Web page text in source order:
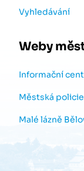
Vyhledávání
Weby
Informační
Městská policie
Malé lázně